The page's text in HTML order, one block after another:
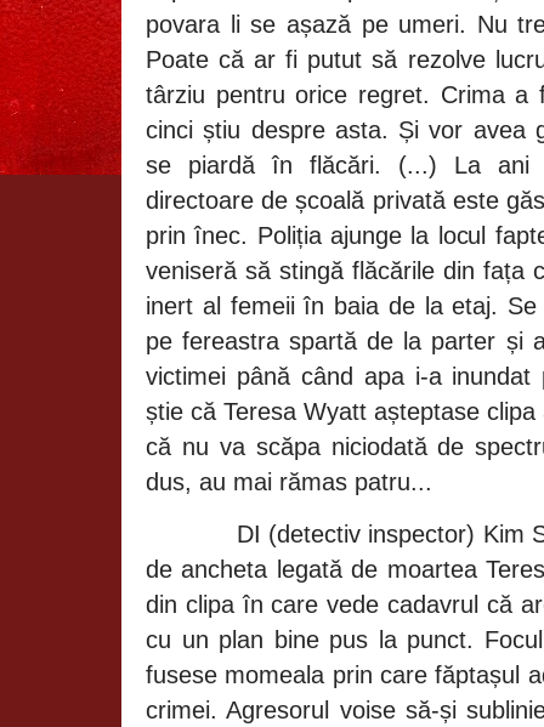
povara li se așază pe umeri. Nu
Poate că ar fi putut să rezolve
târziu pentru orice regret. Crima
cinci știu despre asta. Și vor avea
se piardă în flăcări. (...) La ani
directoare de școală privată este
prin înec. Poliția ajunge la locul
veniseră să stingă flăcările din fața
inert al femeii în baia de la etaj.
pe fereastra spartă de la parter și
victimei până când apa i-a inundat
știe că Teresa Wyatt așteptase
că nu va scăpa niciodată de
dus, au mai rămas patru...
DI (detectiv inspector) Kim
de ancheta legată de moartea
din clipa în care vede cadavrul că
cu un plan bine pus la punct.
fusese momeala prin care făptașul
crimei. Agresorul voise să-și